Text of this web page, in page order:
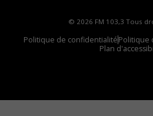
© 2026 FM 103,3 Tous
Politique de confidentialitéPolitique
Plan